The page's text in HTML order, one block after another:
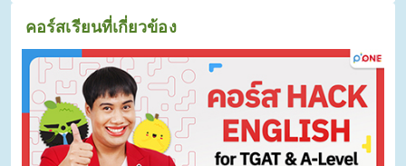
คอร์สเรียนที่เกี่ยวข้อง